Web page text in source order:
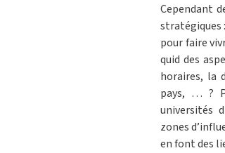
Cependant
stratégiques
pour faire
quid des
horaires, la
pays, … ?
universités
zones
en font des